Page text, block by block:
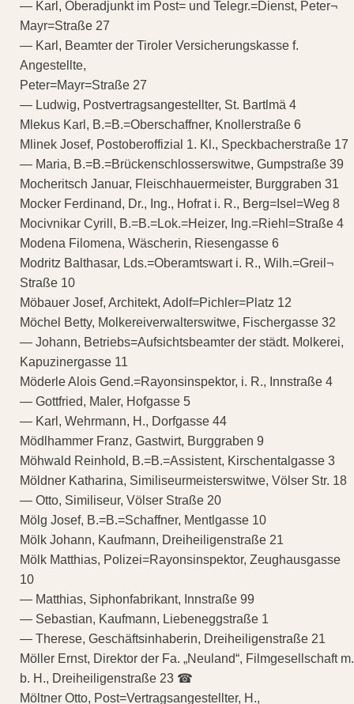
— Karl, Oberadjunkt im Post= und Telegr.=Dienst, Peter¬
Mayr=Straße 27
— Karl, Beamter der Tiroler Versicherungskasse f.
Angestellte,
Peter=Mayr=Straße 27
— Ludwig, Postvertragsangestellter, St. Bartlmä 4
Mlekus Karl, B.=B.=Oberschaffner, Knollerstraße 6
Mlinek Josef, Postoberoffizial 1. Kl., Speckbacherstraße 17
— Maria, B.=B.=Brückenschlosserswitwe, Gumpstraße 39
Mocheritsch Januar, Fleischhauermeister, Burggraben 31
Mocker Ferdinand, Dr., Ing., Hofrat i. R., Berg=Isel=Weg 8
Mocivnikar Cyrill, B.=B.=Lok.=Heizer, Ing.=Riehl=Straße 4
Modena Filomena, Wäscherin, Riesengasse 6
Modritz Balthasar, Lds.=Oberamtswart i. R., Wilh.=Greil¬
Straße 10
Möbauer Josef, Architekt, Adolf=Pichler=Platz 12
Möchel Betty, Molkereiverwalterswitwe, Fischergasse 32
— Johann, Betriebs=Aufsichtsbeamter der städt. Molkerei,
Kapuzinergasse 11
Möderle Alois Gend.=Rayonsinspektor, i. R., Innstraße 4
— Gottfried, Maler, Hofgasse 5
— Karl, Wehrmann, H., Dorfgasse 44
Mödlhammer Franz, Gastwirt, Burggraben 9
Möhwald Reinhold, B.=B.=Assistent, Kirschentalgasse 3
Möldner Katharina, Similiseurmeisterswitwe, Völser Str. 18
— Otto, Similiseur, Völser Straße 20
Mölg Josef, B.=B.=Schaffner, Mentlgasse 10
Mölk Johann, Kaufmann, Dreiheiligenstraße 21
Mölk Matthias, Polizei=Rayonsinspektor, Zeughausgasse
10
— Matthias, Siphonfabrikant, Innstraße 99
— Sebastian, Kaufmann, Liebeneggstraße 1
— Therese, Geschäftsinhaberin, Dreiheiligenstraße 21
Möller Ernst, Direktor der Fa. „Neuland“, Filmgesellschaft m.
b. H., Dreiheiligenstraße 23 ☎
Möltner Otto, Post=Vertragsangestellter, H.,